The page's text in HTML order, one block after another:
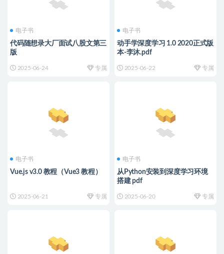
电子书
代码随想录大厂面试八股文第三
版
2025-06-24 专属
电子书
动手学深度学习 1.0 2020正式版
本-李沐.pdf
2025-06-22 专属
电子书
Vue.js v3.0 教程（Vue3 教程）
2025-06-21 专属
电子书
从Python安装到深度学习环境
搭建 pdf
2025-06-20 专属